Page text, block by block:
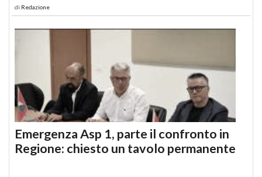
di Redazione
Emergenza Asp 1, parte il confronto in
Regione: chiesto un tavolo permanente